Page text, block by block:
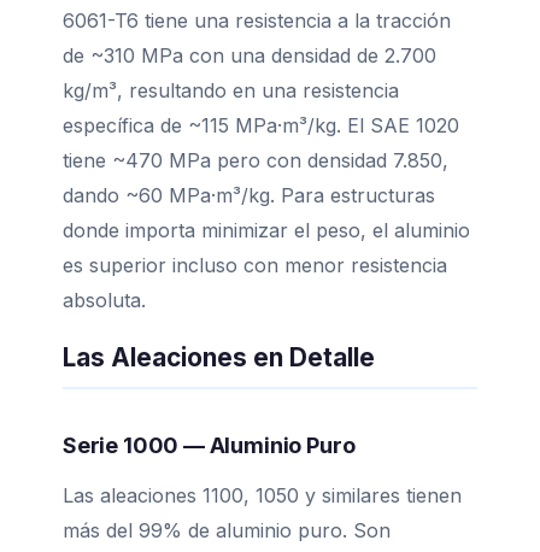
6061-T6 tiene una resistencia a la tracción
de ~310 MPa con una densidad de 2.700
kg/m³, resultando en una resistencia
específica de ~115 MPa·m³/kg. El SAE 1020
tiene ~470 MPa pero con densidad 7.850,
dando ~60 MPa·m³/kg. Para estructuras
donde importa minimizar el peso, el aluminio
es superior incluso con menor resistencia
absoluta.
Las Aleaciones en Detalle
Serie 1000 — Aluminio Puro
Las aleaciones 1100, 1050 y similares tienen
más del 99% de aluminio puro. Son